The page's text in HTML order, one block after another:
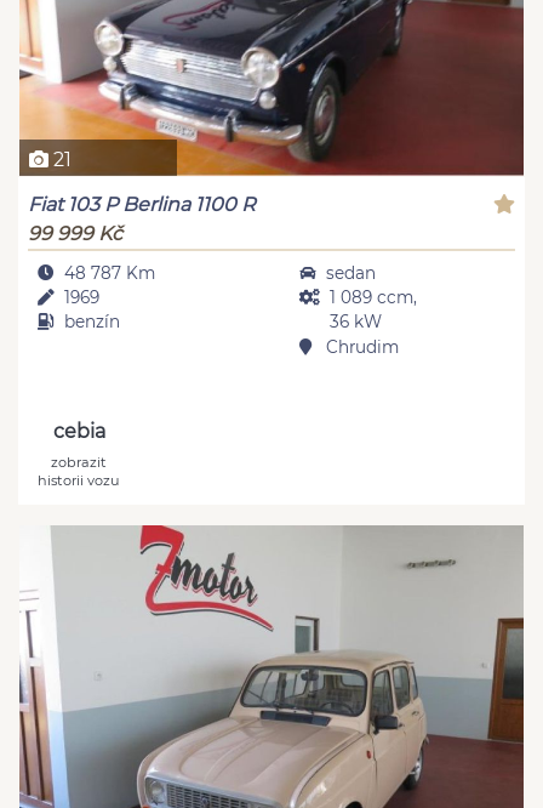
21
Fiat 103 P Berlina 1100 R
99 999 Kč
48 787 Km
1969
benzín
sedan
1 089 ccm,
36 kW
Chrudim
cebia
zobrazit
historii vozu